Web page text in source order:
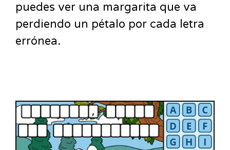
puedes ver una margarita que va
perdiendo un pétalo por cada letra
errónea.